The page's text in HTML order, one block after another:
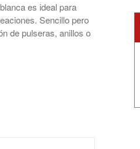
es ideal para
Sencillo pero
de pulseras, anillos o